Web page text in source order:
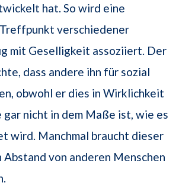
hat. So wird eine
verschiedener
mit Geselligkeit assoziiert. Der
dass andere ihn für sozial
obwohl er dies in Wirklichkeit
nicht in dem Maße ist, wie es
wird. Manchmal braucht dieser
Abstand von anderen Menschen